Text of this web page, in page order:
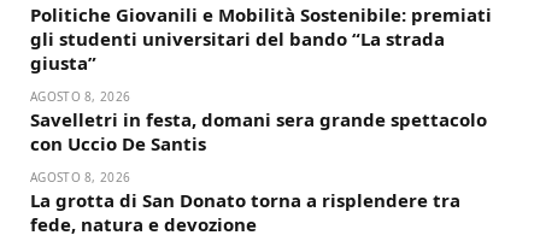
Politiche Giovanili e Mobilità Sostenibile: premiati
gli studenti universitari del bando “La strada
giusta”
AGOSTO 8, 2026
Savelletri in festa, domani sera grande spettacolo
con Uccio De Santis
AGOSTO 8, 2026
La grotta di San Donato torna a risplendere tra
fede, natura e devozione